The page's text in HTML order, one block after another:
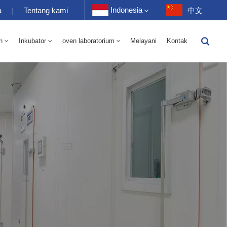
| Tentang kami Indonesia
Français
Português
中文
Inkubator oven laboratorium Melayani Kontak